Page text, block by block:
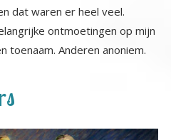
dat waren er heel veel.
ontmoetingen op mijn
toenaam. Anderen anoniem.